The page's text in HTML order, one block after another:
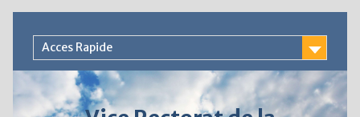
Acces Rapide